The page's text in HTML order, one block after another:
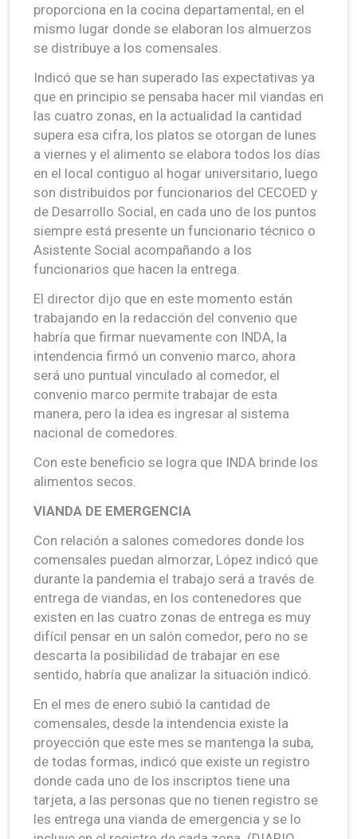
proporciona en la cocina departamental, en el
mismo lugar donde se elaboran los almuerzos
se distribuye a los comensales.
Indicó que se han superado las expectativas ya
que en principio se pensaba hacer mil viandas en
las cuatro zonas, en la actualidad la cantidad
supera esa cifra, los platos se otorgan de lunes
a viernes y el alimento se elabora todos los días
en el local contiguo al hogar universitario, luego
son distribuidos por funcionarios del CECOED y
de Desarrollo Social, en cada uno de los puntos
siempre está presente un funcionario técnico o
Asistente Social acompañando a los
funcionarios que hacen la entrega.
El director dijo que en este momento están
trabajando en la redacción del convenio que
habría que firmar nuevamente con INDA, la
intendencia firmó un convenio marco, ahora
será uno puntual vinculado al comedor, el
convenio marco permite trabajar de esta
manera, pero la idea es ingresar al sistema
nacional de comedores.
Con este beneficio se logra que INDA brinde los
alimentos secos.
VIANDA DE EMERGENCIA
Con relación a salones comedores donde los
comensales puedan almorzar, López indicó que
durante la pandemia el trabajo será a través de
entrega de viandas, en los contenedores que
existen en las cuatro zonas de entrega es muy
difícil pensar en un salón comedor, pero no se
descarta la posibilidad de trabajar en ese
sentido, habría que analizar la situación indicó.
En el mes de enero subió la cantidad de
comensales, desde la intendencia existe la
proyección que este mes se mantenga la suba,
de todas formas, indicó que existe un registro
donde cada uno de los inscriptos tiene una
tarjeta, a las personas que no tienen registro se
les entrega una vianda de emergencia y se lo